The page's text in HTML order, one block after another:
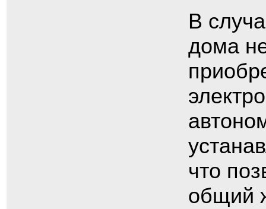
В
дома
что
общий